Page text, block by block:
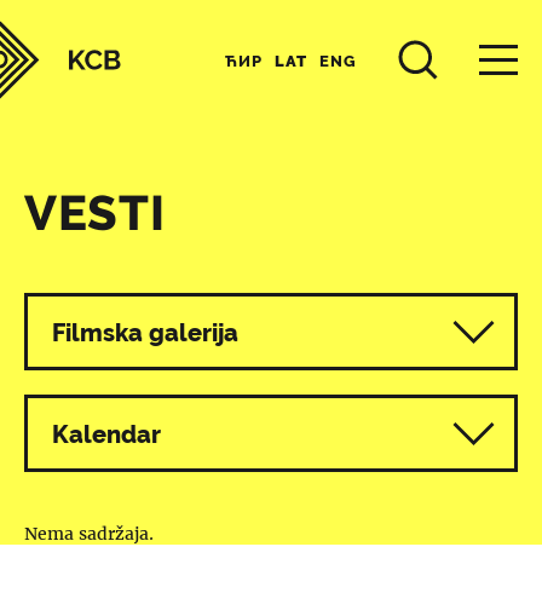
ЋИР LAT ENG
VESTI
Svi programi
Filmska galerija
Kalendar
Nema sadržaja.